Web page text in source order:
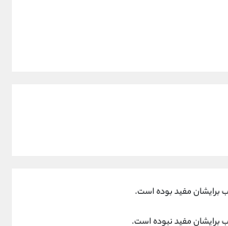
برایشان مفید بوده است.
برایشان مفید نبوده است.